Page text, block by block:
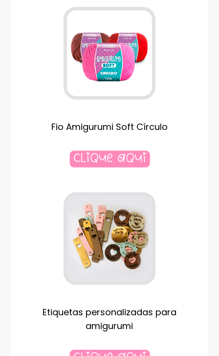
Fio Amigurumi Soft Círculo
Etiquetas personalizadas para
amigurumi